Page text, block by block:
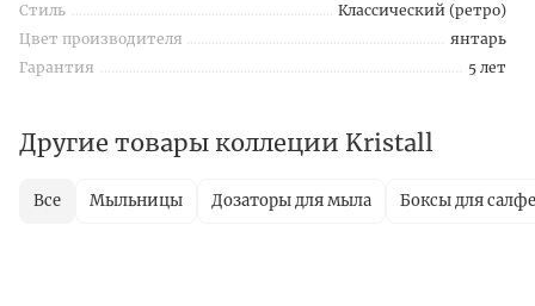
Стиль
Классический (ретро)
Цвет производителя
янтарь
Гарантия
5 лет
Другие товары коллеции Kristall
Все Мыльницы Дозаторы для мыла Боксы для